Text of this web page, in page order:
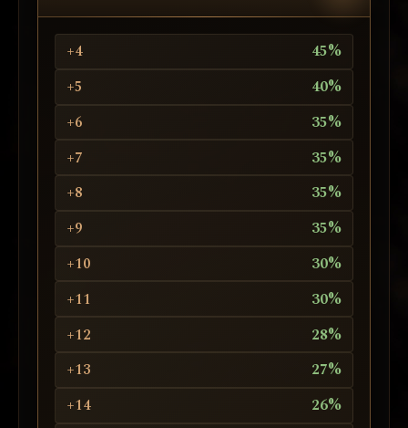
+4
45%
+5
40%
+6
35%
+7
35%
+8
35%
+9
35%
+10
30%
+11
30%
+12
28%
+13
27%
+14
26%